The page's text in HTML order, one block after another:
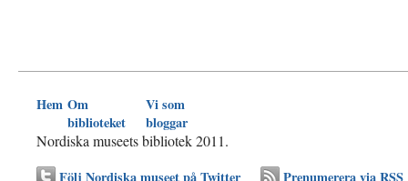
Hem Om
biblioteket
Vi som
bloggar
Nordiska museets bibliotek 2011.
Följ Nordiska museet på Twitter
Prenumerera via RSS